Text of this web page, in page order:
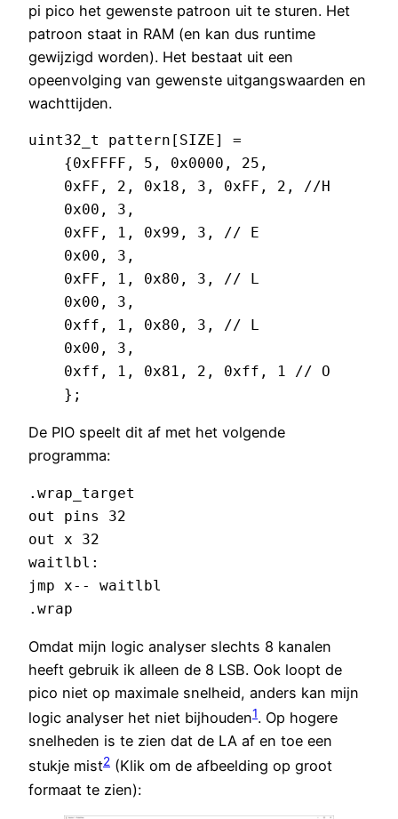
pi pico het gewenste patroon uit te sturen. Het
patroon staat in RAM (en kan dus runtime
gewijzigd worden). Het bestaat uit een
opeenvolging van gewenste uitgangswaarden en
wachttijden.
uint32_t pattern[SIZE] =
    };
De PIO speelt dit af met het volgende
programma:
.wrap_target
out pins 32
out x 32
waitlbl:
jmp x-- waitlbl
.wrap
Omdat mijn logic analyser slechts 8 kanalen
heeft gebruik ik alleen de 8 LSB. Ook loopt de
pico niet op maximale snelheid, anders kan mijn
logic analyser het niet bijhouden1. Op hogere
snelheden is te zien dat de LA af en toe een
stukje mist2 (Klik om de afbeelding op groot
formaat te zien):